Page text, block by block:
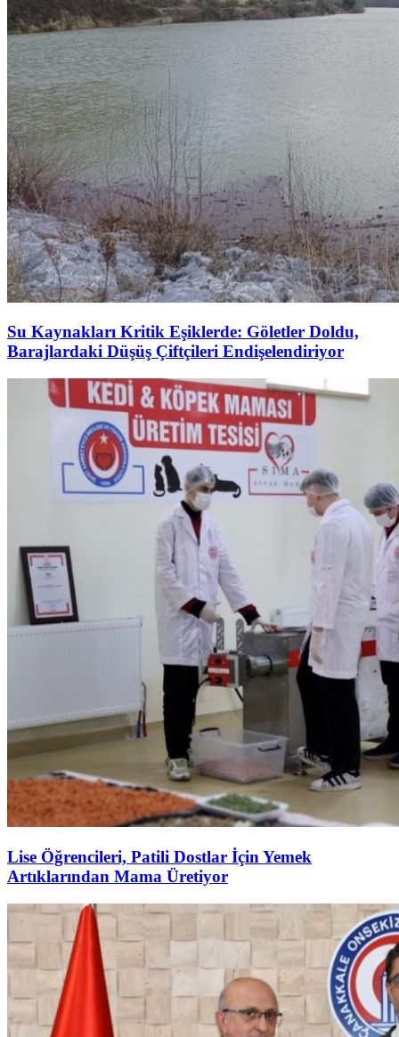
Su Kaynakları Kritik Eşiklerde: Göletler Doldu,
Barajlardaki Düşüş Çiftçileri Endişelendiriyor
Lise Öğrencileri, Patili Dostlar İçin Yemek
Artıklarından Mama Üretiyor